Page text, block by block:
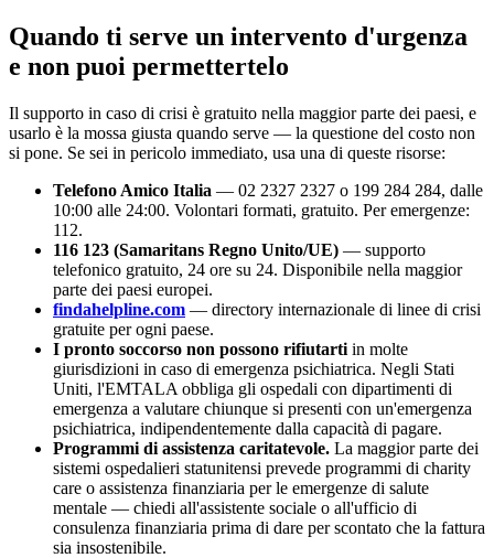
Quando ti serve un intervento d'urgenza
e non puoi permettertelo
Il supporto in caso di crisi è gratuito nella maggior parte dei paesi, e
usarlo è la mossa giusta quando serve — la questione del costo non
si pone. Se sei in pericolo immediato, usa una di queste risorse:
Telefono Amico Italia — 02 2327 2327 o 199 284 284, dalle
10:00 alle 24:00. Volontari formati, gratuito. Per emergenze:
112.
116 123 (Samaritans Regno Unito/UE) — supporto
telefonico gratuito, 24 ore su 24. Disponibile nella maggior
parte dei paesi europei.
findahelpline.com — directory internazionale di linee di crisi
gratuite per ogni paese.
I pronto soccorso non possono rifiutarti in molte
giurisdizioni in caso di emergenza psichiatrica. Negli Stati
Uniti, l'EMTALA obbliga gli ospedali con dipartimenti di
emergenza a valutare chiunque si presenti con un'emergenza
psichiatrica, indipendentemente dalla capacità di pagare.
Programmi di assistenza caritatevole. La maggior parte dei
sistemi ospedalieri statunitensi prevede programmi di charity
care o assistenza finanziaria per le emergenze di salute
mentale — chiedi all'assistente sociale o all'ufficio di
consulenza finanziaria prima di dare per scontato che la fattura
sia insostenibile.